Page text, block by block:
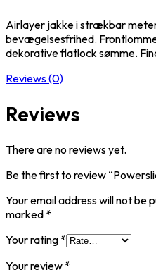
Airlayer jakke i strækbar
bevægelsesfrihed.
dekorative flatlock sømme.
Reviews (0)
Reviews
There are no reviews yet.
Be the first to review
Your email address will not be
marked *
Your rating *
Your review *